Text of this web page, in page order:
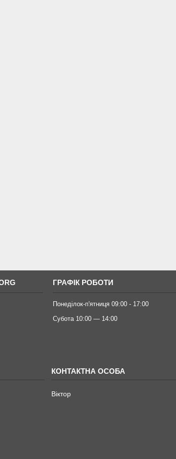
ГРАФІК РОБОТИ
Понеділок-п'ятниця 09:00 - 17:00
Субота 10:00 — 14:00
Віктор